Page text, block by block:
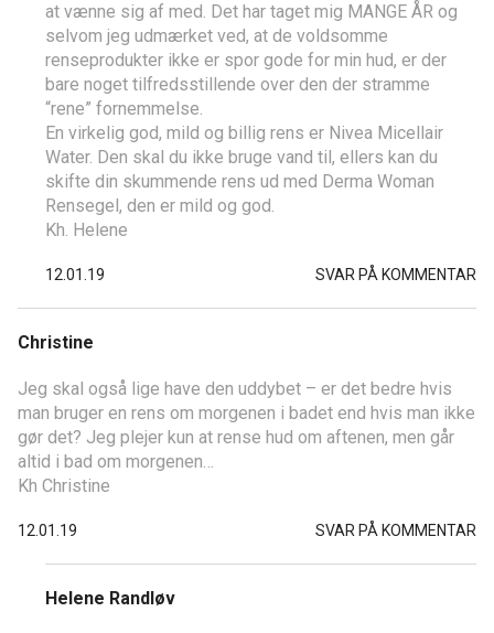
at vænne sig af med. Det har taget mig MANGE ÅR og
selvom jeg udmærket ved, at de voldsomme
renseprodukter ikke er spor gode for min hud, er der
bare noget tilfredsstillende over den der stramme
“rene” fornemmelse.
En virkelig god, mild og billig rens er Nivea Micellair
Water. Den skal du ikke bruge vand til, ellers kan du
skifte din skummende rens ud med Derma Woman
Rensegel, den er mild og god.
Kh. Helene
12.01.19 SVAR PÅ KOMMENTAR
Christine
Jeg skal også lige have den uddybet – er det bedre hvis
man bruger en rens om morgenen i badet end hvis man ikke
gør det? Jeg plejer kun at rense hud om aftenen, men går
altid i bad om morgenen…
Kh Christine
12.01.19 SVAR PÅ KOMMENTAR
Helene Randløv